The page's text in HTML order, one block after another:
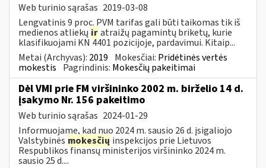
Web turinio sąrašas 2019-03-08
Lengvatinis 9 proc. PVM tarifas gali būti taikomas tik iš
medienos atliekų iratraižų pagamintų briketų, kurie
klasifikuojami KN 4401 pozicijoje, pardavimui. Kitaip...
Metai (Archyvas): 2019 Mokesčiai: Pridėtinės vertės
mokestis Pagrindinis: Mokesčių pakeitimai
Dėl VMI prie FM viršininko 2002 m. birželio 14 d.
įsakymo Nr. 156 pakeitimo
Web turinio sąrašas 2024-01-29
Informuojame, kad nuo 2024 m. sausio 26 d. įsigaliojo
Valstybinės mokesčių inspekcijos prie Lietuvos
Respublikos finansų ministerijos viršininko 2024 m.
sausio 25 d....